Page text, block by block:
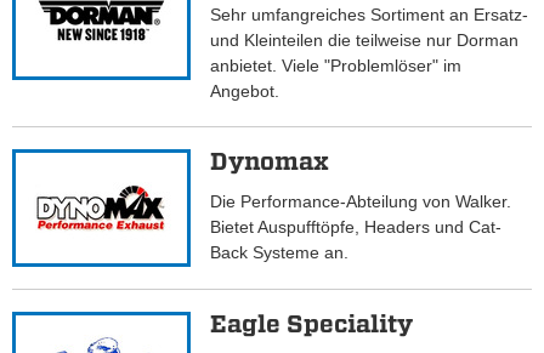
Sehr umfangreiches Sortiment an Ersatz-
und Kleinteilen die teilweise nur Dorman
anbietet. Viele "Problemlöser" im
Angebot.
Dynomax
Die Performance-Abteilung von Walker.
Bietet Auspufftöpfe, Headers und Cat-
Back Systeme an.
Eagle Speciality